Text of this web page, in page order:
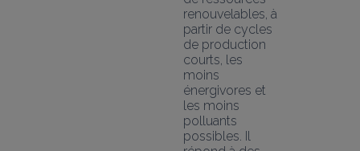
renouvelables, à
partir de cycles
de production
courts, les
moins
énergivores et
les moins
polluants
possibles. Il